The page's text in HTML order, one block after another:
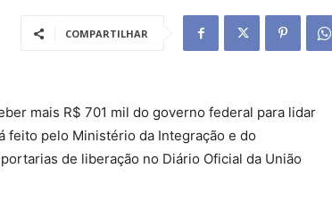
COMPARTILHAR
mais R$ 701 mil do governo federal para lidar
feito pelo Ministério da Integração e do
de liberação no Diário Oficial da União